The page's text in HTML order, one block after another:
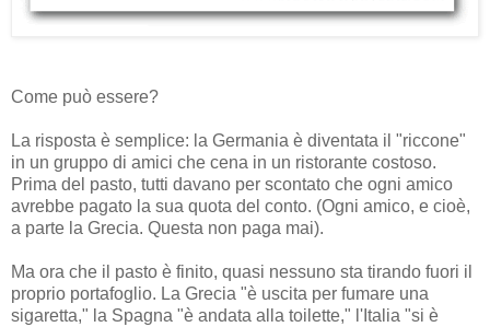
Come può essere?
La risposta è semplice: la Germania è diventata il "riccone"
in un gruppo di amici che cena in un ristorante costoso.
Prima del pasto, tutti davano per scontato che ogni amico
avrebbe pagato la sua quota del conto. (Ogni amico, e cioè,
a parte la Grecia. Questa non paga mai).
Ma ora che il pasto è finito, quasi nessuno sta tirando fuori il
proprio portafoglio. La Grecia "è uscita per fumare una
sigaretta," la Spagna "è andata alla toilette," l'Italia "si è